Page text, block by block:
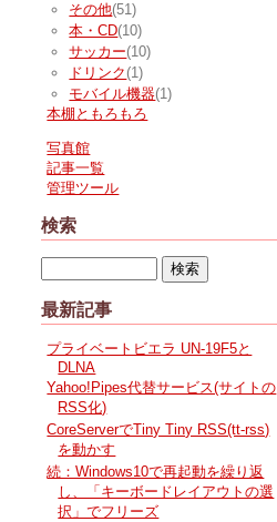
その他(51)
本・CD(10)
サッカー(10)
ドリンク (1)
モバイル機器(1)
本棚ともろもろ
写真館
記事一覧
管理ツール
検索
最新記事
プライベートビエラ UN-19F5と
DLNA
Yahoo!Pipes代替サービス(サイトの
RSS化)
CoreServerでTiny Tiny RSS(tt-rss)
を動かす
続：Windows10で再起動を繰り返
し、「キーボードレイアウトの選
択」でフリーズ